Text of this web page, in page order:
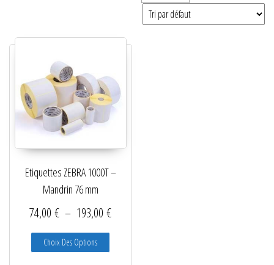
Imprimantes
Lecteurs
Lecteurs code-barres de présentation
Lecteurs filaires 1D et 2D
Lecteurs sans fil 1D et 2D
Logiciels étiquettes
Ré-enrouleurs Distributeurs
RFID
Etiquettes ZEBRA 1000T –
Mandrin 76 mm
74,00€ – 193,00€Plage de prix : 74,00 € à 193,00 €
Choix Des Options